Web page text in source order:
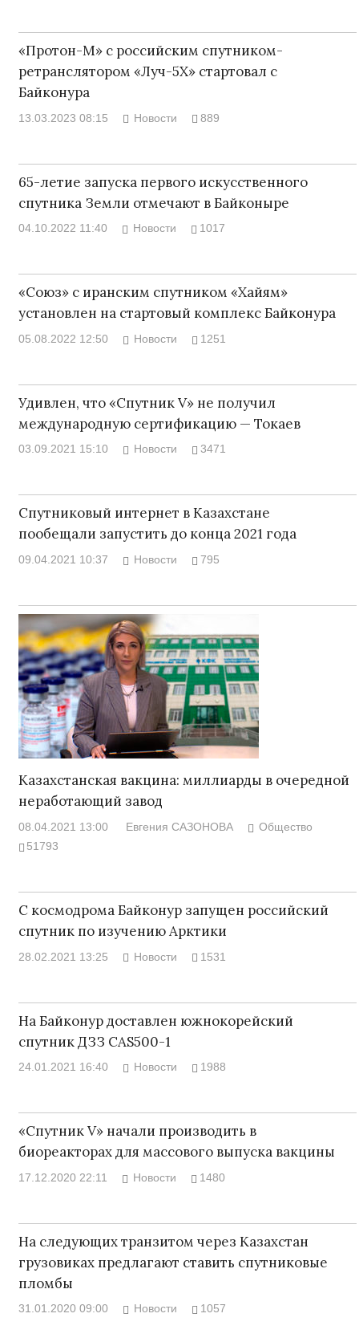
«Протон-М» с российским спутником-
ретранслятором «Луч-5Х» стартовал с
Байконура
13.03.2023 08:15 Новости 889
65-летие запуска первого искусственного
спутника Земли отмечают в Байконыре
04.10.2022 11:40 Новости 1017
«Союз» с иранским спутником «Хайям»
установлен на стартовый комплекс Байконура
05.08.2022 12:50 Новости 1251
Удивлен, что «Спутник V» не получил
международную сертификацию — Токаев
03.09.2021 15:10 Новости 3471
Спутниковый интернет в Казахстане
пообещали запустить до конца 2021 года
09.04.2021 10:37 Новости 795
Казахстанская вакцина: миллиарды в очередной
неработающий завод
08.04.2021 13:00 Евгения САЗОНОВА
Общество
51793
С космодрома Байконур запущен российский
спутник по изучению Арктики
28.02.2021 13:25 Новости 1531
На Байконур доставлен южнокорейский
спутник ДЗЗ CAS500-1
24.01.2021 16:40 Новости 1988
«Спутник V» начали производить в
биореакторах для массового выпуска вакцины
17.12.2020 22:11 Новости 1480
На следующих транзитом через Казахстан
грузовиках предлагают ставить спутниковые
пломбы
31.01.2020 09:00 Новости 1057